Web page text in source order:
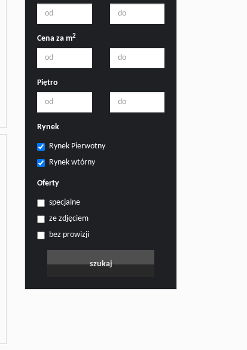
Cena za m2
Piętro
Rynek
Rynek Pierwotny
Rynek wtórny
Oferty
specjalne
ze zdjęciem
bez prowizji